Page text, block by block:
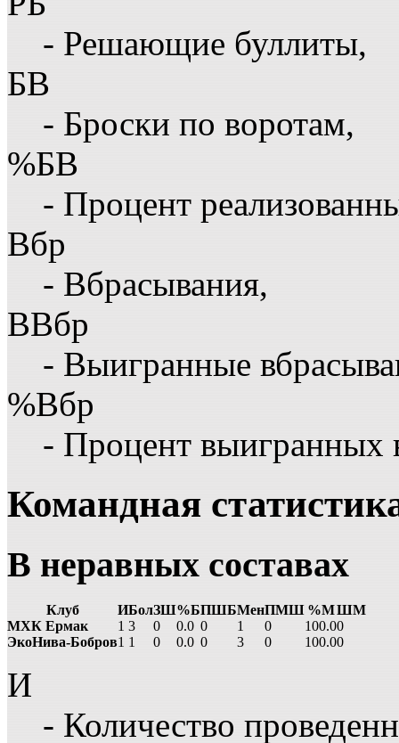
- Решающие буллиты,
БВ
- Броски по воротам,
%БВ
- Процент
Вбр
- Вбрасывания,
ВВбр
- Выигранные
%Вбр
- Процент выигранных
Командная
В неравных составах
Клуб ИБолЗШ%БПШБМенПМШ %МШМ
МХК Ермак
1 3 0 0.0 0 1 0 100.00
ЭкоНива-Бобров1 1 0 0.0 0 3 0 100.00
И
- Количество